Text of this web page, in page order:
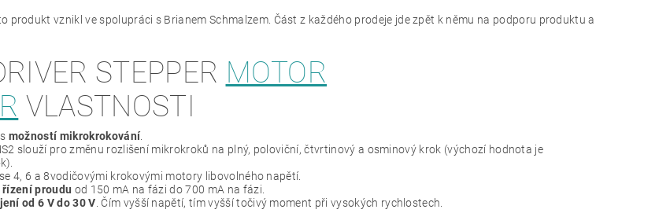
produkt vznikl ve spolupráci s Brianem Schmalzem. Část z každého prodeje jde zpět k němu na podporu produktu a
STEPPER MOTOR
VLASTNOSTI
možností mikrokrokování
slouží pro změnu rozlišení mikrokroků na plný, poloviční, čtvrtinový a osminový krok (výchozí hodnota je
4, 6 a 8vodičovými krokovými motory libovolného napětí.
proudu od 150 mA na fázi do 700 mA na fázi.
od 6 V do 30 V . Čím vyšší napětí, tím vyšší točivý moment při vysokých rychlostech.